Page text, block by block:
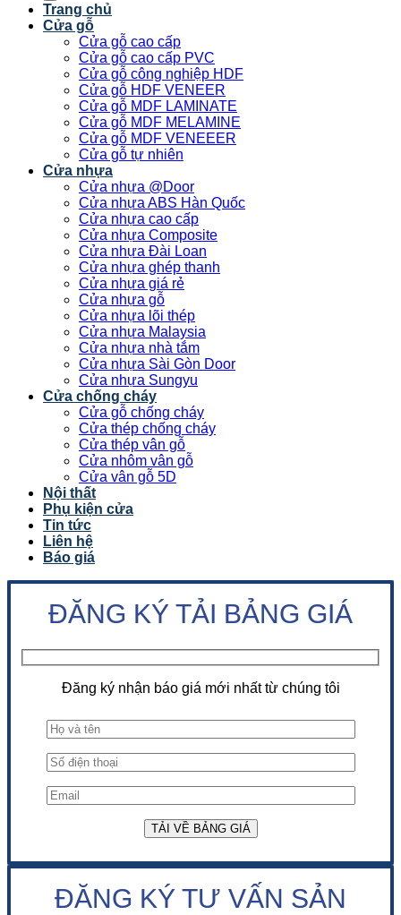
Trang chủ
Cửa gỗ
Cửa gỗ cao cấp
Cửa gỗ cao cấp PVC
Cửa gỗ công nghiệp HDF
Cửa gỗ HDF VENEER
Cửa gỗ MDF LAMINATE
Cửa gỗ MDF MELAMINE
Cửa gỗ MDF VENEEER
Cửa gỗ tự nhiên
Cửa nhựa
Cửa nhựa @Door
Cửa nhựa ABS Hàn Quốc
Cửa nhựa cao cấp
Cửa nhựa Composite
Cửa nhựa Đài Loan
Cửa nhựa ghép thanh
Cửa nhựa giá rẻ
Cửa nhựa gỗ
Cửa nhựa lõi thép
Cửa nhựa Malaysia
Cửa nhựa nhà tắm
Cửa nhựa Sài Gòn Door
Cửa nhựa Sungyu
Cửa chống cháy
Cửa gỗ chống cháy
Cửa thép chống cháy
Cửa thép vân gỗ
Cửa nhôm vân gỗ
Cửa vân gỗ 5D
Nội thất
Phụ kiện cửa
Tin tức
Liên hệ
Báo giá
ĐĂNG KÝ TẢI BẢNG GIÁ
Đăng ký nhận báo giá mới nhất từ chúng tôi
ĐĂNG KÝ TƯ VẤN SẢN